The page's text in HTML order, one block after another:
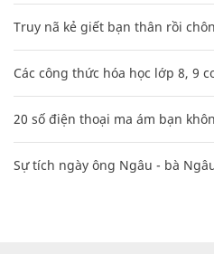
Truy nã kẻ giết bạn thân rồi
Các công thức hóa học lớp 8, 9
20 số điện thoại ma ám bạn
Sự tích ngày ông Ngâu - bà